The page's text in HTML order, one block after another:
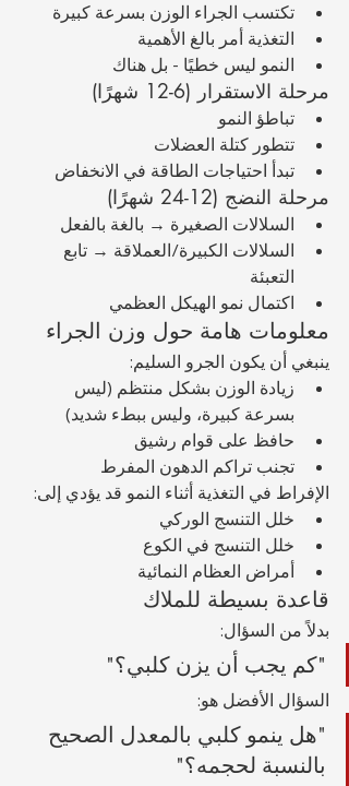
تكتسب الجراء الوزن بسرعة كبيرة
التغذية أمر بالغ الأهمية
النمو ليس خطيًا - بل هناك
مرحلة الاستقرار (6-12 شهرًا)
تباطؤ النمو
تتطور كتلة العضلات
تبدأ احتياجات الطاقة في الانخفاض
مرحلة النضج (12-24 شهرًا)
السلالات الصغيرة → بالغة بالفعل
السلالات الكبيرة/العملاقة → تابع
التعبئة
اكتمال نمو الهيكل العظمي
معلومات هامة حول وزن الجراء
ينبغي أن يكون الجرو السليم:
زيادة الوزن بشكل منتظم (ليس
بسرعة كبيرة، وليس ببطء شديد)
حافظ على قوام رشيق
تجنب تراكم الدهون المفرط
الإفراط في التغذية أثناء النمو قد يؤدي إلى:
خلل التنسج الوركي
خلل التنسج في الكوع
أمراض العظام النمائية
قاعدة بسيطة للملاك
بدلاً من السؤال:
"كم يجب أن يزن كلبي؟"
السؤال الأفضل هو:
"هل ينمو كلبي بالمعدل الصحيح
بالنسبة لحجمه؟"